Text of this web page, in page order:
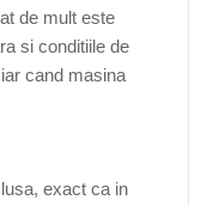
de mult este
si conditiile de
cand masina
exact ca in